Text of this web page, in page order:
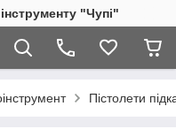
"Чупі"
Пістолети